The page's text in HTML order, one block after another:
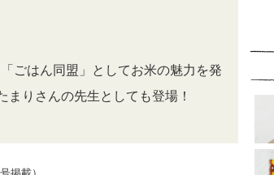
ごはん同盟」としてお米の魅力を発
りさんの先生としても登場！